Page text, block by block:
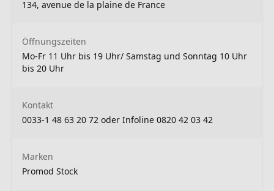
134, avenue de la plaine de France
Öffnungszeiten
Mo-Fr 11 Uhr bis 19 Uhr/ Samstag und Sonntag 10 Uhr
bis 20 Uhr
Kontakt
0033-1 48 63 20 72 oder Infoline 0820 42 03 42
Marken
Promod Stock